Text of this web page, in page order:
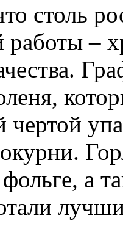
столь
работы –
чертой
а